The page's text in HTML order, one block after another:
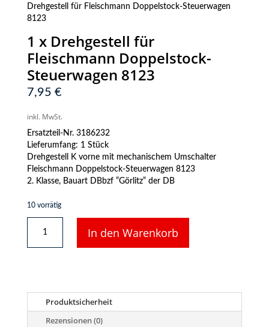
Drehgestell für Fleischmann Doppelstock-Steuerwagen
8123
1 x Drehgestell für
Fleischmann Doppelstock-
Steuerwagen 8123
7,95 €
inkl. MwSt.
Ersatzteil-Nr. 3186232
Lieferumfang: 1 Stück
Drehgestell K vorne mit mechanischem Umschalter
Fleischmann Doppelstock-Steuerwagen 8123
2. Klasse, Bauart DBbzf ”Görlitz” der DB
10 vorrätig
Drehgestell
Steuerwagen
8123
Menge
In den Warenkorb
Produktsicherheit
Rezensionen (0)